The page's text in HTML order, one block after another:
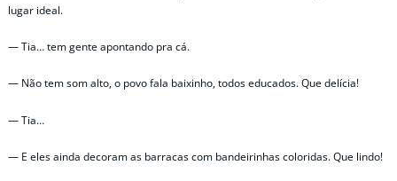
lugar ideal.
— Tia… tem gente apontando pra cá.
— Não tem som alto, o povo fala baixinho, todos educados. Que delícia!
— Tia…
— E eles ainda decoram as barracas com bandeirinhas coloridas. Que lindo!